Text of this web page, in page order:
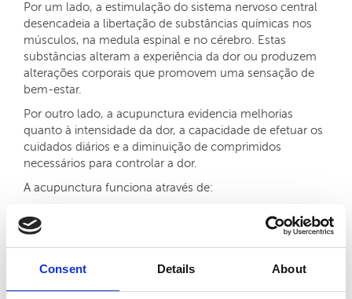
Consent Details About
Por um lado, a estimulação do sistema nervoso central
desencadeia a libertação de substâncias químicas nos
músculos, na medula espinal e no cérebro. Estas
substâncias alteram a experiência da dor ou produzem
alterações corporais que promovem uma sensação de
bem-estar.
Por outro lado, a acupunctura evidencia melhorias
quanto à intensidade da dor, a capacidade de efetuar os
cuidados diários e a diminuição de comprimidos
necessários para controlar a dor.
A acupunctura funciona através de:
Aceleração da transmissão de sinais electro
magnéticos: desencadeia um fluxo de substâncias
químicas que eliminam a dor, como as endorfinas, ou
Libertação de opiáceos naturais: os químicos atuam
no cérebro e podem diminuir a dor ou promover o